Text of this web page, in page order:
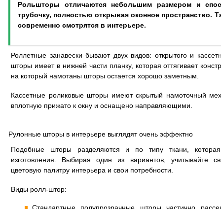
Рольшторы отличаются небольшим размером и
трубочку, полностью открывая оконное пространство.
современно смотрятся в интерьере.
Роллетные занавески бывают двух видов: открытого и
шторы имеет в нижней части планку, которая оттягивает
на который намотаны шторы остается хорошо заметным.
Кассетные роликовые шторы имеют скрытый намоточный
вплотную прижато к окну и оснащено направляющими.
Рулонные шторы в интерьере выглядят очень эффектно
Подобные шторы разделяются и по типу ткани,
изготовления. Выбирая один из вариантов, учитывайте
цветовую палитру интерьера и свои потребности.
Виды ролл-штор: